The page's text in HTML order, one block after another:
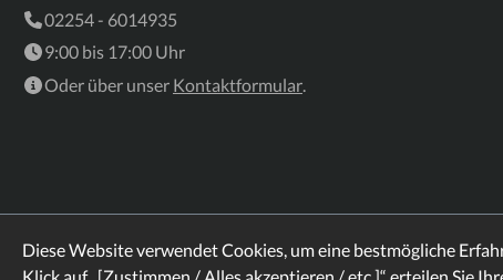
02254 - 6014935
9:00 bis 17:00 Uhr
Oder über unser Kontaktformular.
Diese Website verwendet Cookies, um eine bestmögliche